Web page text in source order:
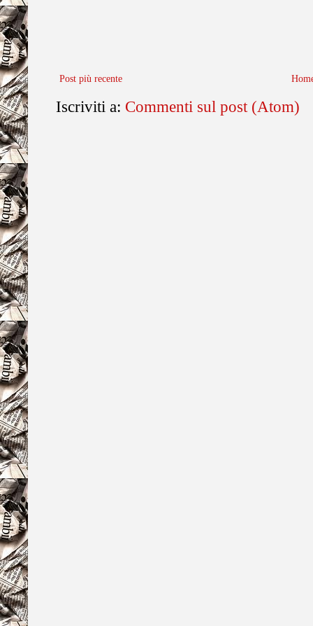
Post più recente
Iscriviti a: Commenti sul post (Atom)